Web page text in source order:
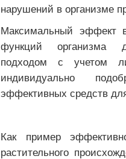
нарушений в организме
Максимальный эффект
функций организма
подходом с учетом
индивидуально
эффективных средств
Как пример
растительного